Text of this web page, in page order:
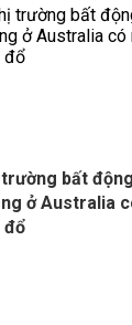
bất
ở Australia
đổ